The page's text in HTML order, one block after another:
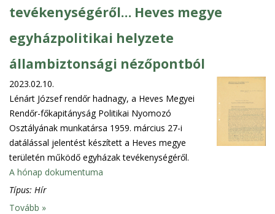
tevékenységéről… Heves megye
egyházpolitikai helyzete
állambiztonsági nézőpontból
2023.02.10.
Lénárt József rendőr hadnagy, a Heves Megyei
Rendőr-főkapitányság Politikai Nyomozó
Osztályának munkatársa 1959. március 27-i
datálással jelentést készített a Heves megye
területén működő egyházak tevékenységéről.
A hónap dokumentuma
Típus: Hír
Tovább »